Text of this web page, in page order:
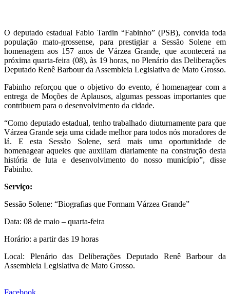
O deputado estadual Fabio Tardin “Fabinho” (PSB), convida toda
população mato-grossense, para prestigiar a Sessão Solene em
homenagem aos 157 anos de Várzea Grande, que acontecerá na
próxima quarta-feira (08), às 19 horas, no Plenário das Deliberações
Deputado Renê Barbour da Assembleia Legislativa de Mato Grosso.
Fabinho reforçou que o objetivo do evento, é homenagear com a
entrega de Moções de Aplausos, algumas pessoas importantes que
contribuem para o desenvolvimento da cidade.
“Como deputado estadual, tenho trabalhado diuturnamente para que
Várzea Grande seja uma cidade melhor para todos nós moradores de
lá. E esta Sessão Solene, será mais uma oportunidade de
homenagear aqueles que auxiliam diariamente na construção desta
história de luta e desenvolvimento do nosso município”, disse
Fabinho.
Serviço:
Sessão Solene: “Biografias que Formam Várzea Grande”
Data: 08 de maio – quarta-feira
Horário: a partir das 19 horas
Local: Plenário das Deliberações Deputado Renê Barbour da
Assembleia Legislativa de Mato Grosso.